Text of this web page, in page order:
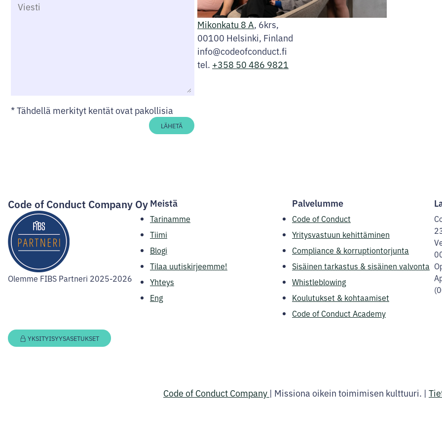
*Tähdellä merkityt kentät ovat pakollisia
LÄHETÄ
Mikonkatu 8 A, 6krs,
00100 Helsinki, Finland
info@codeofconduct.fi
tel. +358 50 486 9821
Code of Conduct Company Oy
Olemme FIBS Partneri 2025-2026
Meistä
Tarinamme
Tiimi
Blogi
Tilaa uutiskirjeemme!
Yhteys
Eng
Palvelumme
Code of Conduct
Yritysvastuun kehittäminen
Compliance & korruptiontorjunta
Sisäinen tarkastus & sisäinen valvonta
Whistleblowing
Koulutukset & kohtaamiset
Code of Conduct Academy
YKSITYISYYSASETUKSET
Code of Conduct Company | Missiona oikein toimimisen kulttuuri. |